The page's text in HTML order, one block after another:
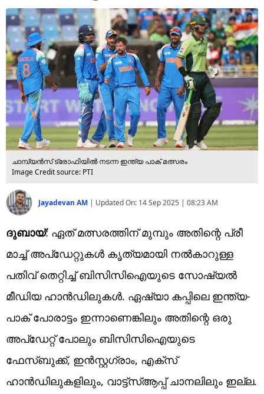
ചാമ്പ്യന്‍സ് ട്രോഫിയില്‍ നടന്ന ഇന്ത്യ പാക് മത്സരം
Image Credit source: PTI
Jayadevan AM | Updated On: 14 Sep 2025 | 08:23 AM
ദുബായ്: ഏത് മത്സരത്തിന് മുമ്പും അതിന്റെ പ്രീ
മാച്ച് അപ്‌ഡേറ്റുകള്‍ കൃത്യമായി നല്‍കാറുള്ള
പതിവ് തെറ്റിച്ച് ബിസിസിഐയുടെ സോഷ്യല്‍
മീഡിയ ഹാന്‍ഡിലുകള്‍. ഏഷ്യാ കപ്പിലെ ഇന്ത്യ-
പാക് പോരാട്ടം ഇന്നാണെങ്കിലും അതിന്റെ ഒരു
അപ്‌ഡേറ്റ് പോലും ബിസിസിഐയുടെ
ഫേസ്ബുക്ക്, ഇന്‍സ്റ്റഗ്രാം, എക്‌സ്
ഹാന്‍ഡിലുകളിലും, വാട്ട്‌സ്ആപ്പ് ചാനലിലും ഇല്ല.